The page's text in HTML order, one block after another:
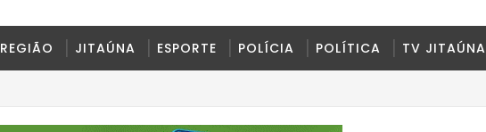
REGIÃO JITAÚNA ESPORTE POLÍCIA POLÍTICA TV JITAÚNA